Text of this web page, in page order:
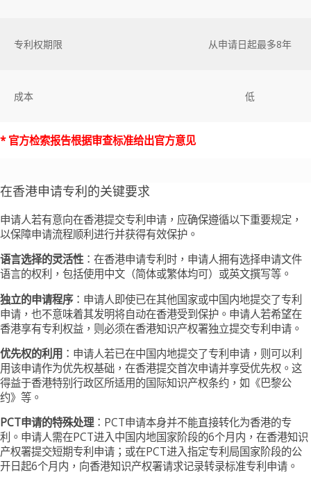
专利权期限 从申请日起最多8年
成本 低
* 官方检索报告根据审查标准给出官方意见
在香港申请专利的关键要求
申请人若有意向在香港提交专利申请，应确保遵循以下重要规定，
以保障申请流程顺利进行并获得有效保护。
语言选择的灵活性：在香港申请专利时，申请人拥有选择申请文件
语言的权利，包括使用中文（简体或繁体均可）或英文撰写等。
独立的申请程序：申请人即使已在其他国家或中国内地提交了专利
申请，也不意味着其发明将自动在香港受到保护。申请人若希望在
香港享有专利权益，则必须在香港知识产权署独立提交专利申请。
优先权的利用 ：申请人若已在中国内地提交了专利申请，则可以利
用该申请作为优先权基础，在香港提交首次申请并享受优先权。这
得益于香港特别行政区所适用的国际知识产权条约，如《巴黎公
约》等。
PCT申请的特殊处理：PCT申请本身并不能直接转化为香港的专
利。申请人需在PCT进入中国内地国家阶段的6个月内，在香港知识
产权署提交短期专利申请；或在PCT进入指定专利局国家阶段的公
开日起6个月内，向香港知识产权署请求记录转录标准专利申请。